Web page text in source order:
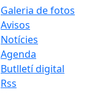
Galeria de fotos
Avisos
Notícies
Agenda
Butlletí digital
Rss